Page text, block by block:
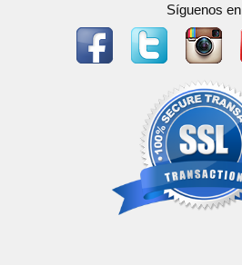
Síguenos en